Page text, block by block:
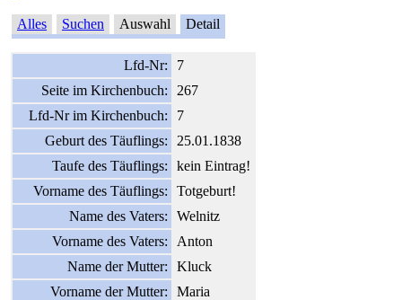
Alles Suchen Auswahl Detail
Lfd-Nr:
7
Seite im Kirchenbuch:
267
Lfd-Nr im Kirchenbuch:
7
Geburt des Täuflings:
25.01.1838
Taufe des Täuflings:
kein Eintrag!
Vorname des Täuflings:
Totgeburt!
Name des Vaters:
Welnitz
Vorname des Vaters:
Anton
Name der Mutter:
Kluck
Vorname der Mutter:
Maria